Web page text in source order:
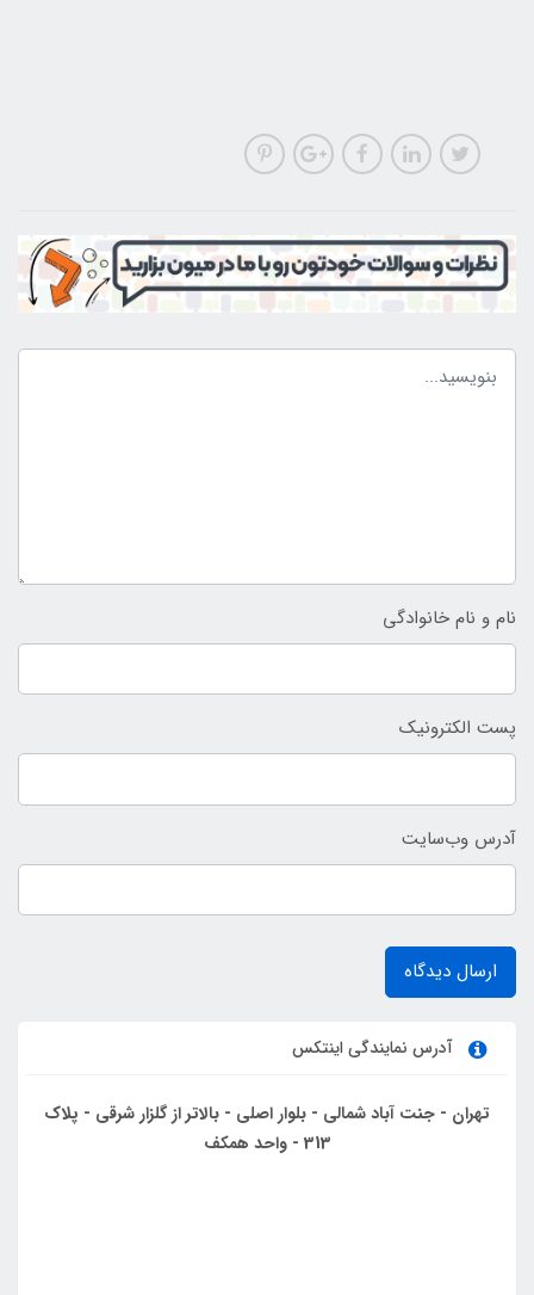
نام و نام خانوادگی
پست الکترونیک
آدرس وب‌سایت
ارسال دیدگاه
آدرس نمایندگی اینتکس
تهران - جنت آباد شمالی - بلوار اصلی - بالاتر از گلزار شرقی - پلاک
313 - واحد همکف